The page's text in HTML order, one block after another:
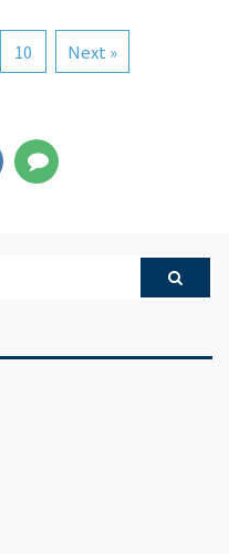
としても活躍しながら、
一方で廃業した家業の跡
そんな川野さんとは、PR
業界の交流会で知り合
知っていますか？ 三重県
松阪市を中心に活動する
のインフルエンサー
hitomi（松本仁美）さん
Creator of the Yearにノ
楽クリエイター5人のう
10 Next »